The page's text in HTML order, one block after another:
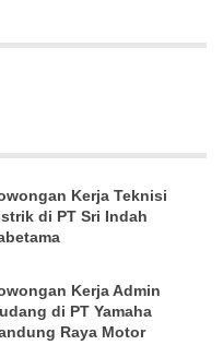
Kerja Teknisi
di PT Sri Indah
Kerja Admin
di PT Yamaha
Raya Motor